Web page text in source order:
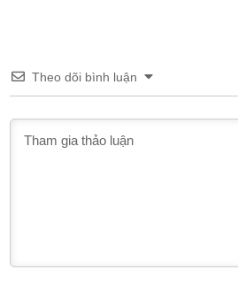
Theo dõi bình luận